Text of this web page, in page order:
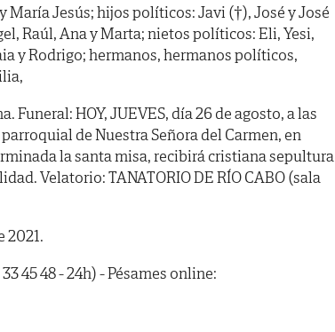
María Jesús; hijos políticos: Javi (†), José y José
Raúl, Ana y Marta; nietos políticos: Eli, Yesi,
y Rodrigo; hermanos, hermanos políticos,
Funeral: HOY, JUEVES, día 26 de agosto, a las
de Nuestra Señora del Carmen, en
la santa misa, recibirá cristiana sepultura
Velatorio: TANATORIO DE RÍO CABO (sala
2021.
45 48 - 24h) - Pésames online: